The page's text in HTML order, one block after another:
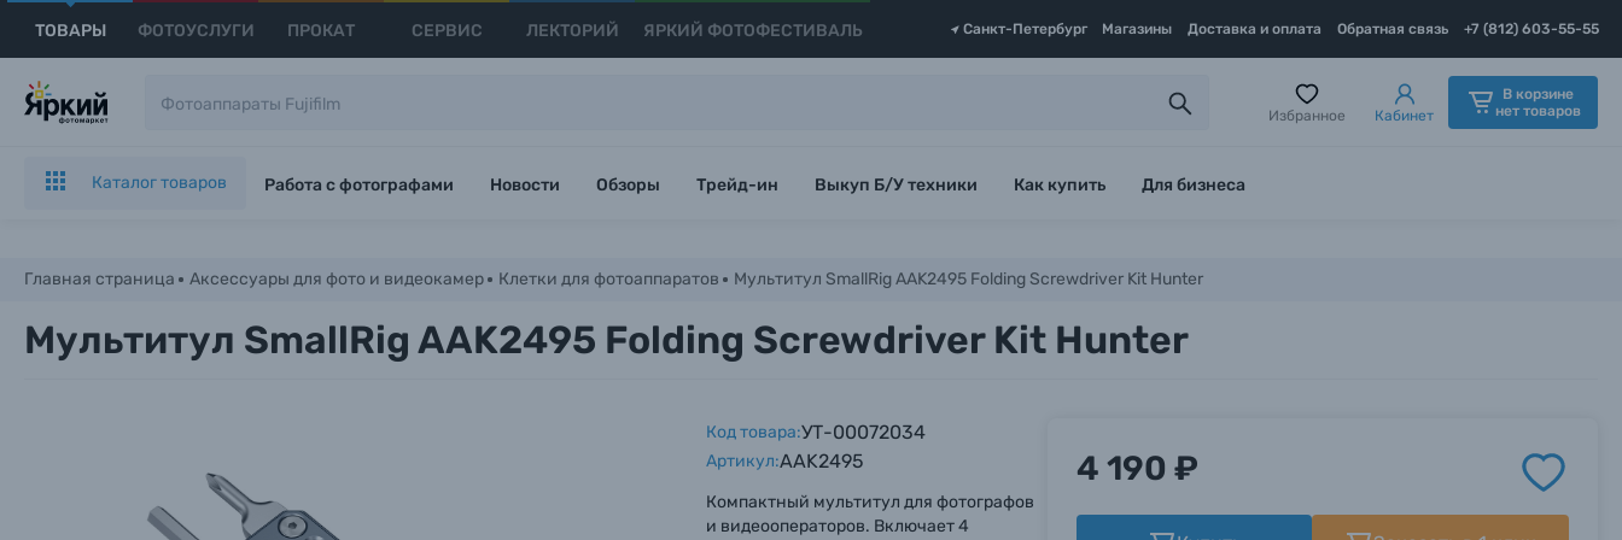
ТОВАРЫ ФОТОУСЛУГИ ПРОКАТ СЕРВИС ЛЕКТОРИЙ ЯРКИЙ ФОТОФЕСТИВАЛЬ Санкт-Петербург Магазины Доставка и оплата Обратная связь +7 (812) 603-55-55
Избранное Кабинет
В корзине
нет товаров
Каталог товаров Работа с фотографами Новости Обзоры Трейд-ин Выкуп Б/У техники Как купить Для бизнеса
Главная страница Аксессуары для фото и видеокамер Клетки для фотоаппаратов Мультитул SmallRig AAK2495 Folding Screwdriver Kit Hunter
Мультитул SmallRig AAK2495 Folding Screwdriver Kit Hunter
Код товара:УТ-00072034
Артикул:AAK2495
Компактный мультитул для фотографов
и видеооператоров. Включает 4
4 190 ₽